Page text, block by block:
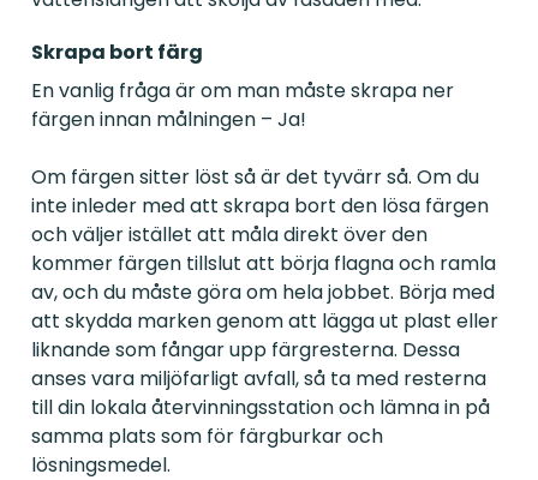
Skrapa bort färg
En vanlig fråga är om man måste skrapa ner
färgen innan målningen – Ja!
Om färgen sitter löst så är det tyvärr så. Om du
inte inleder med att skrapa bort den lösa färgen
och väljer istället att måla direkt över den
kommer färgen tillslut att börja flagna och ramla
av, och du måste göra om hela jobbet. Börja med
att skydda marken genom att lägga ut plast eller
liknande som fångar upp färgresterna. Dessa
anses vara miljöfarligt avfall, så ta med resterna
till din lokala återvinningsstation och lämna in på
samma plats som för färgburkar och
lösningsmedel.